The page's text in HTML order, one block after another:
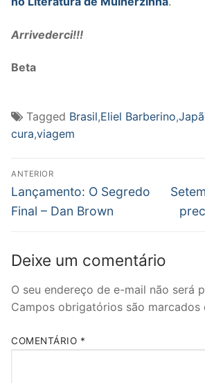
Arrivederci!!!
Beta
Tagged Brasil,Eliel Barberino,
cura,viagem
Navegação
de
Post
ANTERIOR
Post
anterior:
Lançamento: O Segredo
Final – Dan Brown
post:
Deixe um comentário
O seu endereço de e-mail não será
Campos obrigatórios são marcados
COMENTÁRIO *